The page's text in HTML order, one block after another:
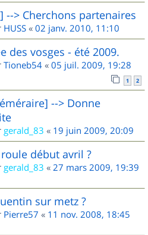
--> Cherchons partenaires
HUSS « 02 janv. 2010, 11:10
des vosges - été 2009.
Tioneb54 « 05 juil. 2009, 19:28
1 2
--> Donne
gerald_83 « 19 juin 2009, 20:09
début avril ?
gerald_83 « 27 mars 2009, 19:39
sur metz ?
Pierre57 « 11 nov. 2008, 18:45